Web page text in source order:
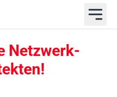
Netzwerk-